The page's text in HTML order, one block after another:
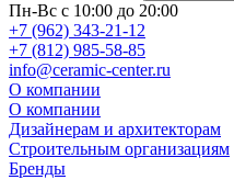
Пн-Вс с 10:00 до 20:00
+7 (962) 343-21-12
+7 (812) 985-58-85
info@ceramic-center.ru
О компании
О компании
Дизайнерам и архитекторам
Строительным организациям
Бренды